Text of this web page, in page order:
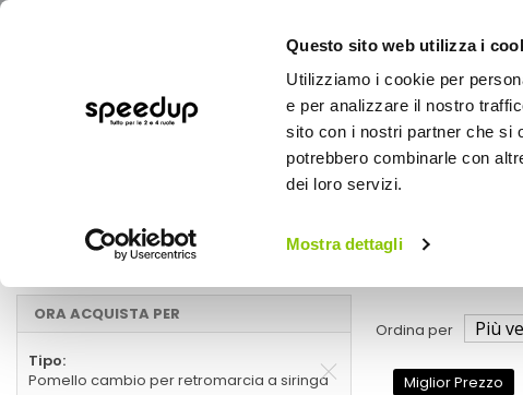
Questo sito web utilizza i
Utilizziamo i cookie per
e per analizzare il nostro
sito con i nostri partner che si
potrebbero combinarle con
dei loro servizi.
Mostra dettagli
BICI OUTDOOR
Marche SIMONI RACING - Pomello cambio per
Pomello cambio per retromarcia a siringa
Ordina per
Miglior Prezzo
ORA ACQUISTA PER
Tipo
Pomello cambio per retromarcia a siringa